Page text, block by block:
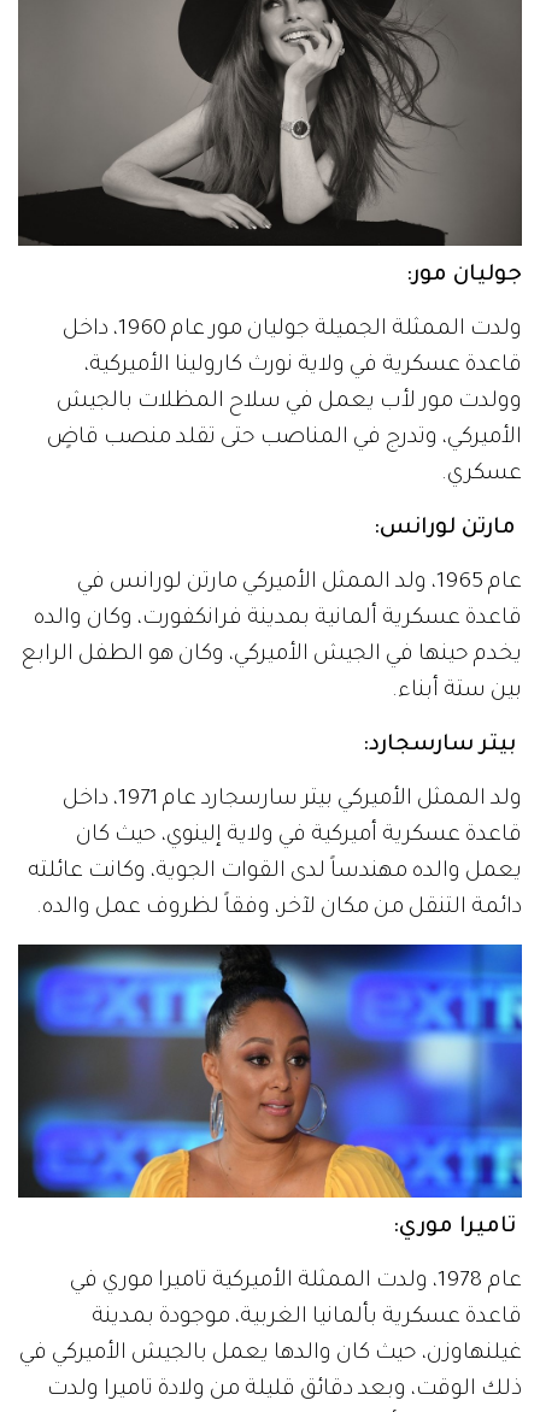
جوليان مور:
ولدت الممثلة الجميلة جوليان مور عام 1960، داخل
قاعدة عسكرية في ولاية نورث كارولينا الأميركية،
وولدت مور لأب يعمل في سلاح المظلات بالجيش
الأميركي، وتدرج في المناصب حتى تقلد منصب قاضٍ
عسكري.
مارتن لورانس:
عام 1965، ولد الممثل الأميركي مارتن لورانس في
قاعدة عسكرية ألمانية بمدينة فرانكفورت، وكان والده
يخدم حينها في الجيش الأميركي، وكان هو الطفل الرابع
بين ستة أبناء.
بيتر سارسجارد:
ولد الممثل الأميركي بيتر سارسجارد عام 1971، داخل
قاعدة عسكرية أميركية في ولاية إلينوي، حيث كان
يعمل والده مهندساً لدى القوات الجوية، وكانت عائلته
دائمة التنقل من مكان لآخر، وفقاً لظروف عمل والده.
تاميرا موري:
عام 1978، ولدت الممثلة الأميركية تاميرا موري في
قاعدة عسكرية بألمانيا الغربية، موجودة بمدينة
غيلنهاوزن، حيث كان والدها يعمل بالجيش الأميركي في
ذلك الوقت، وبعد دقائق قليلة من ولادة تاميرا ولدت